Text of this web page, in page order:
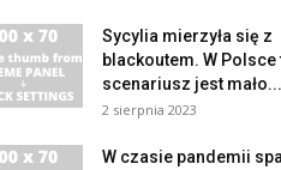
Sycylia mierzyła się z
blackoutem. W Polsce
scenariusz jest mało...
2 sierpnia 2023
W czasie pandemii